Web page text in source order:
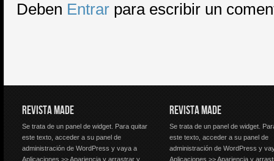
Deben Entrar para escribir un
REVISTA MADE
Se trata de un panel de widget. Para quitar
este texto, acceder a su panel de
administración de WordPress y vaya a
Aplicaciones >> Apariencia y arrastrar y
REVISTA MADE
Se trata de un panel de widget.
este texto, acceder a su panel de
administración de WordPress y
Aplicaciones >> Apariencia y